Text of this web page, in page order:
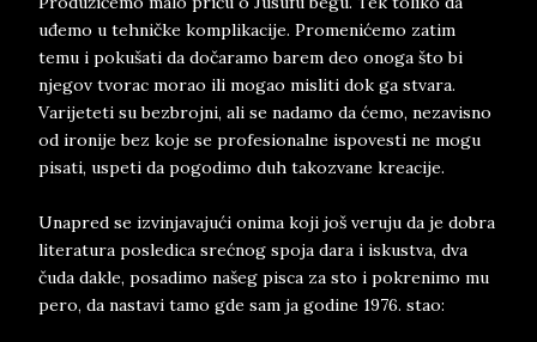
uđemo u tehničke komplikacije. Promenićemo zatim
temu i pokušati da dočaramo barem deo onoga što bi
njegov tvorac morao ili mogao misliti dok ga stvara.
Varijeteti su bezbrojni, ali se nadamo da ćemo, nezavisno
od ironije bez koje se profesionalne ispovesti ne mogu
pisati, uspeti da pogodimo duh takozvane kreacije.
Unapred se izvinjavajući onima koji još veruju da je dobra
literatura posledica srećnog spoja dara i iskustva, dva
čuda dakle, posadimo našeg pisca za sto i pokrenimo mu
pero, da nastavi tamo gde sam ja godine 1976. stao: